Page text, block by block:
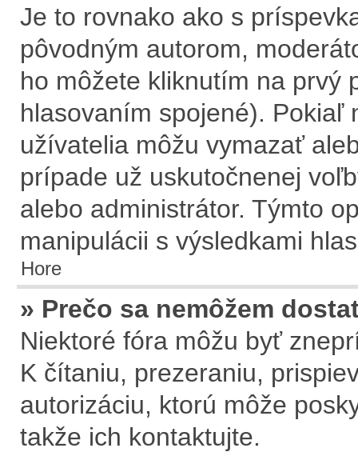
Je to rovnako ako s
pôvodným autorom,
ho môžete kliknutím na prvý
hlasovaním spojené). Pokiaľ
užívatelia môžu vymazať
prípade už uskutočnenej
alebo administrátor. Týmto
manipulácii s výsledkami
Hore
» Prečo sa nemôžem
Niektoré fóra môžu byť
K čítaniu, prezeraniu,
autorizáciu, ktorú môže
takže ich kontaktujte.